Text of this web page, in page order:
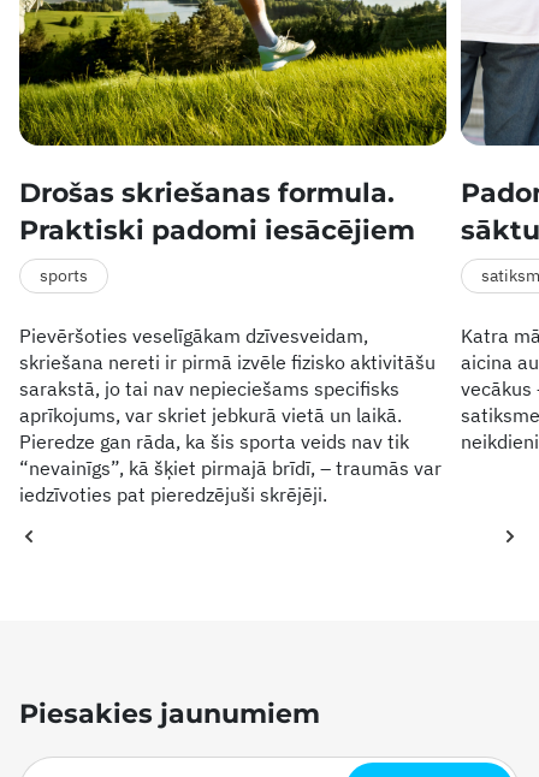
Drošas skriešanas formula.
Praktiski padomi iesācējiem
sports
Pievēršoties veselīgākam dzīvesveidam,
skriešana nereti ir pirmā izvēle fizisko aktivitāšu
sarakstā, jo tai nav nepieciešams specifisks
aprīkojums, var skriet jebkurā vietā un laikā.
Pieredze gan rāda, ka šis sporta veids nav tik
“nevainīgs”, kā šķiet pirmajā brīdī, – traumās var
iedzīvoties pat pieredzējuši skrējēji.
Katra
aicina
vecākus
Piesakies jaunumiem